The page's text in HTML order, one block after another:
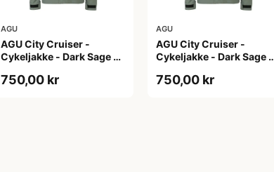
AGU
AGU City Cruiser -
Cykeljakke - Dark Sage -
750,00 kr
AGU
AGU City Cruiser -
Cykeljakke - Dark Sage -
750,00 kr